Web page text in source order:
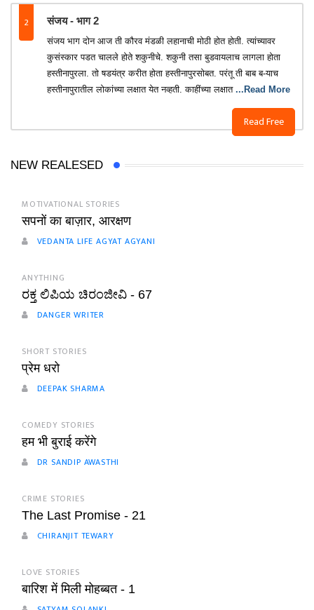
2 संजय - भाग 2
Read Free
संजय भाग दोन आज ती कौरव मंडळी लहानाची मोठी होत होती. त्यांच्यावर
कुसंस्कार पडत चालले होते शकुनीचे. शकुनी तसा बुडवायलाच लागला होता
हस्तीनापुरला. तो षडयंत्र करीत होता हस्तीनापुरसोबत. परंतू ती बाब ब-याच
हस्तीनापुरातील लोकांच्या लक्षात येत नव्हती. काहींच्या लक्षात ...Read More
NEW REALESED
MOTIVATIONAL STORIES
सपनों का बाज़ार, आरक्षण
VEDANTA LIFE AGYAT AGYANI
ANYTHING
ರಕ್ತ ಲಿಪಿಯ ಚಿರಂಜೀವಿ - 67
DANGER WRITER
SHORT STORIES
प्रेम धरो
DEEPAK SHARMA
COMEDY STORIES
हम भी बुराई करेंगे
DR SANDIP AWASTHI
CRIME STORIES
The Last Promise - 21
CHIRANJIT TEWARY
LOVE STORIES
बारिश में मिली मोहब्बत - 1